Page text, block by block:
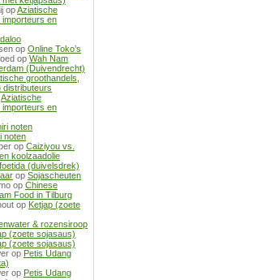
opAziatische
importeurs en
op Online Toko’s
op Wah Nam
(Duivendrecht)
groothandels,
distributeurs
Aziatische
importeurs en
noten
noten
op Caiziyou vs.
koolzaadolie
(duivelsdrek)
op Sojascheuten
op Chinese
Food in Tilburg
op Ketjap (zoete
& rozensiroop
(zoete sojasaus)
(zoete sojasaus)
op Petis Udang
op Petis Udang